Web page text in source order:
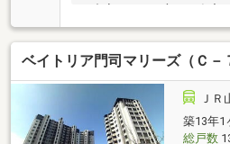
日中家にいない方や、在宅
たい方におすすめの設備で
の日の洗濯物を干すときに
社スタッフがお客様のサポ
にお問い合わせください。
ベイトリア門司マリーズ（Ｃ－
Ｊ
築13年1
総戸数